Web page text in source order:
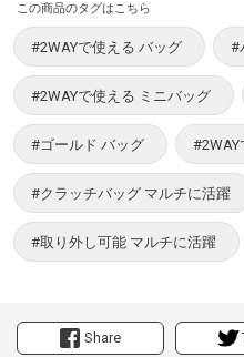
Share
この商品のタグはこちら
#2WAYで使える バッグ #
#2WAYで使える ミニバッグ
#ゴールド バッグ
#クラッチバッグ マルチに活躍
#取り外し可能 マルチに活躍